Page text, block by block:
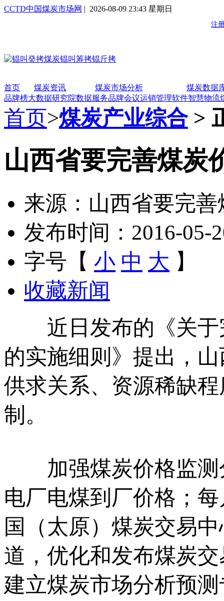
CCTD中国煤炭市场网 | 2026-08-09 23:43 星期日
首页 煤炭资讯 煤炭市场分析
煤炭数据
品牌榜大数据研究院数据服务品牌会议运销管理软件智慧物流
首页>煤炭产业综合>
山西省要完善煤炭
来源：山西省要完
发布时间：2016-05-
字号【 小 中 大 】
收藏新闻
近日发布的《关于
的实施细则》提出，
供求关系、资源稀缺
制。
加强煤炭价格监测
电厂电煤到厂价格；
国（太原）煤炭交易
道，优化和发布煤炭
建立煤炭市场分析预